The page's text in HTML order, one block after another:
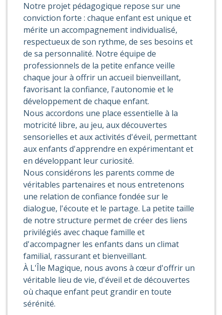
Notre projet pédagogique repose sur une
conviction forte : chaque enfant est unique et
mérite un accompagnement individualisé,
respectueux de son rythme, de ses besoins et
de sa personnalité. Notre équipe de
professionnels de la petite enfance veille
chaque jour à offrir un accueil bienveillant,
favorisant la confiance, l'autonomie et le
développement de chaque enfant.
Nous accordons une place essentielle à la
motricité libre, au jeu, aux découvertes
sensorielles et aux activités d'éveil, permettant
aux enfants d'apprendre en expérimentant et
en développant leur curiosité.
Nous considérons les parents comme de
véritables partenaires et nous entretenons
une relation de confiance fondée sur le
dialogue, l'écoute et le partage. La petite taille
de notre structure permet de créer des liens
privilégiés avec chaque famille et
d'accompagner les enfants dans un climat
familial, rassurant et bienveillant.
À L'Île Magique, nous avons à cœur d'offrir un
véritable lieu de vie, d'éveil et de découvertes
où chaque enfant peut grandir en toute
sérénité.